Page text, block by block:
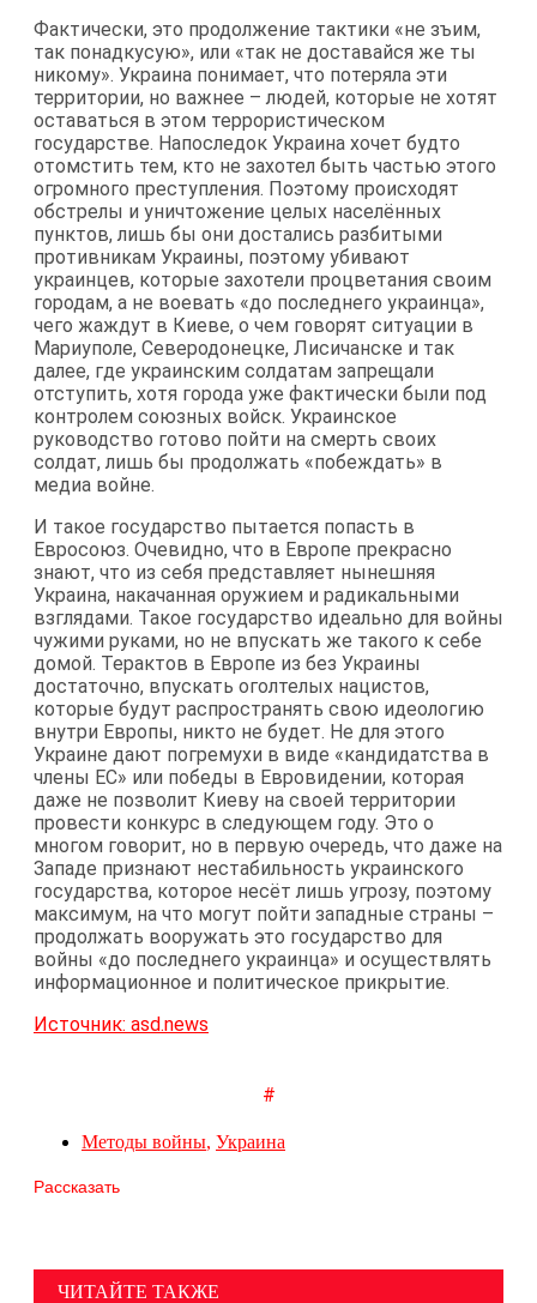
Фактически, это продолжение тактики «не зъим,
так понадкусую», или «так не доставайся же ты
никому». Украина понимает, что потеряла эти
территории, но важнее – людей, которые не хотят
оставаться в этом террористическом
государстве. Напоследок Украина хочет будто
отомстить тем, кто не захотел быть частью этого
огромного преступления. Поэтому происходят
обстрелы и уничтожение целых населённых
пунктов, лишь бы они достались разбитыми
противникам Украины, поэтому убивают
украинцев, которые захотели процветания своим
городам, а не воевать «до последнего украинца»,
чего жаждут в Киеве, о чем говорят ситуации в
Мариуполе, Северодонецке, Лисичанске и так
далее, где украинским солдатам запрещали
отступить, хотя города уже фактически были под
контролем союзных войск. Украинское
руководство готово пойти на смерть своих
солдат, лишь бы продолжать «побеждать» в
медиа войне.
И такое государство пытается попасть в
Евросоюз. Очевидно, что в Европе прекрасно
знают, что из себя представляет нынешняя
Украина, накачанная оружием и радикальными
взглядами. Такое государство идеально для войны
чужими руками, но не впускать же такого к себе
домой. Терактов в Европе из без Украины
достаточно, впускать оголтелых нацистов,
которые будут распространять свою идеологию
внутри Европы, никто не будет. Не для этого
Украине дают погремухи в виде «кандидатства в
члены ЕС» или победы в Евровидении, которая
даже не позволит Киеву на своей территории
провести конкурс в следующем году. Это о
многом говорит, но в первую очередь, что даже на
Западе признают нестабильность украинского
государства, которое несёт лишь угрозу, поэтому
максимум, на что могут пойти западные страны –
продолжать вооружать это государство для
войны «до последнего украинца» и осуществлять
информационное и политическое прикрытие.
Источник: asd.news
#
Методы войны, Украина
Рассказать
ЧИТАЙТЕ ТАКЖЕ